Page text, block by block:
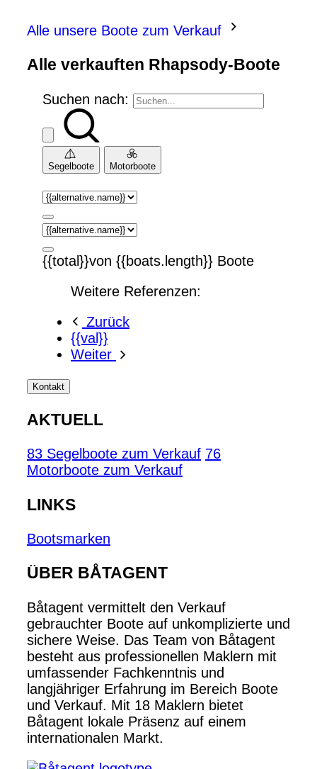
Alle unsere Boote zum Verkauf
Alle verkauften Rhapsody-Boote
Suchen nach:
Segelboote Motorboote
{{total}}von {{boats.length}} Boote
Weitere Referenzen:
Zurück
{{val}}
Weiter
Kontakt
AKTUELL
83 Segelboote zum Verkauf 76
Motorboote zum Verkauf
LINKS
Bootsmarken
ÜBER BÅTAGENT
Båtagent vermittelt den Verkauf
gebrauchter Boote auf unkomplizierte und
sichere Weise. Das Team von Båtagent
besteht aus professionellen Maklern mit
umfassender Fachkenntnis und
langjähriger Erfahrung im Bereich Boote
und Verkauf. Mit 18 Maklern bietet
Båtagent lokale Präsenz auf einem
internationalen Markt.